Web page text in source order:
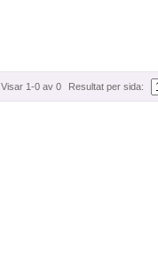
Visar 1-0 av 0 Resultat per sida: